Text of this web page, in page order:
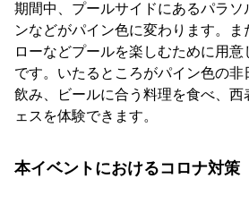
期間中、プールサイドにあるパラソ
ンなどがパイン色に変わります。ま
ローなどプールを楽しむために用
です。いたるところがパイン色の
飲み、ビールに合う料理を食べ、西
ェスを体験できます。
本イベントにおけるコロナ対策